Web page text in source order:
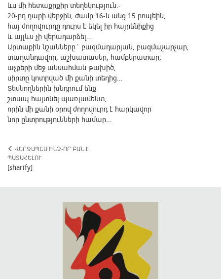
ևս մի հետաքրքիր տեղեկություն.-
20-րդ դարի վերջին, ժամը 16-ն անց 15 րոպեին,
հայ ժողովուրդը դուրս է եկել իր հայրենիքից
և այլևս չի վերադարձել…
Արտաքին նշանները` բազմադարյան, բազմաչարչար,
տաղանդավոր, աշխատասեր, համբերատար,
աչքերի մեջ անսահման թախիծ,
սիրտը կոտրված մի քանի տեղից…
Տեսնողներին խնդրում ենք
շտապ հայտնել պառլամենտ,
որին մի քանի օրով ժողովուրդ է հարկավոր
նոր ընտրությունների համար…
ՎԵՐՋԱՊԵՍ ԻՆՉ-ՈՐ ԲԱՆ է
ՊԱՏԱՀԵԼՈՒ
[sharify]